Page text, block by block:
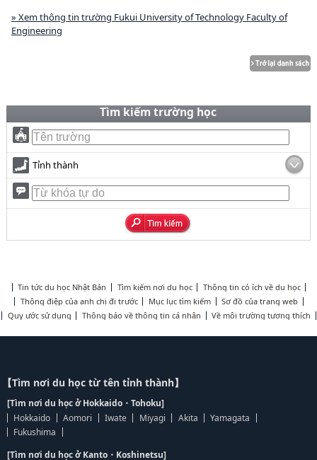
» Xem thông tin trường Fukui University of Technology Faculty of
Engineering
Tìm kiếm trường học
Tỉnh thành
Tin tức du học Nhật Bản Tìm kiếm nơi du học
Thông tin có ích về du học
Thông điệp của anh chị đi trước
Mục lục tìm kiếm
Sơ đồ của trang web
Quy ước sử dụng
Thông báo về thông tin cá nhân Về môi trường tương thích
【Tìm nơi du học từ tên tỉnh thành】
[Tìm nơi du học ở Hokkaido・Tohoku]
Hokkaido
Aomori Iwate Miyagi Akita
Yamagata
Fukushima
[Tìm nơi du học ở Kanto・Koshinetsu]